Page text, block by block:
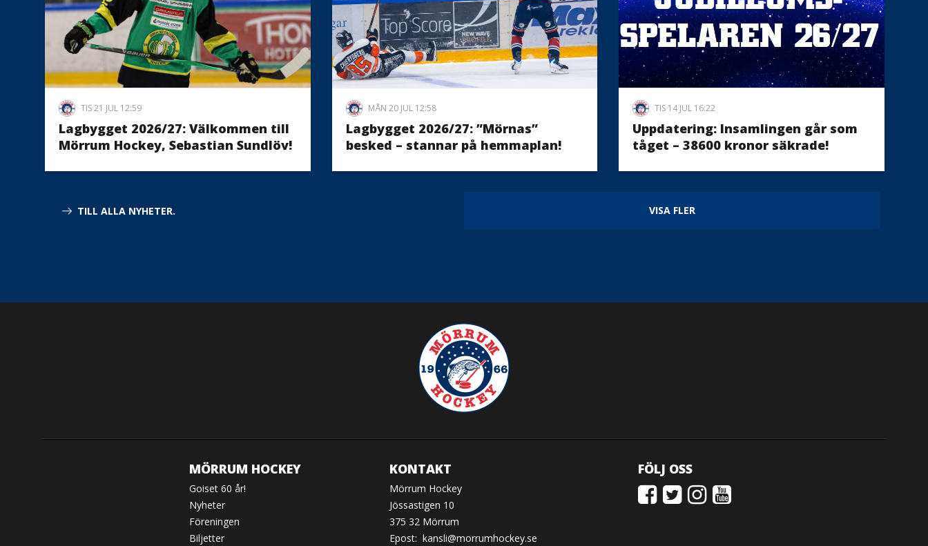
TIS 21 JUL 12:59
Lagbygget 2026/27: Välkommen till
Mörrum Hockey, Sebastian Sundlöv!
MÅN 20 JUL 12:58
Lagbygget 2026/27: ”Mörnas”
besked – stannar på hemmaplan!
TIS 14 JUL 16:22
Uppdatering: Insamlingen går som
tåget – 38600 kronor säkrade!
VISA FLER
TILL ALLA NYHETER.
MÖRRUM HOCKEY
Goiset 60 år!
Nyheter
Föreningen
Biljetter
KONTAKT
Mörrum Hockey
Jössastigen 10
375 32 Mörrum
Epost:kansli@morrumhockey.se
FÖLJ OSS